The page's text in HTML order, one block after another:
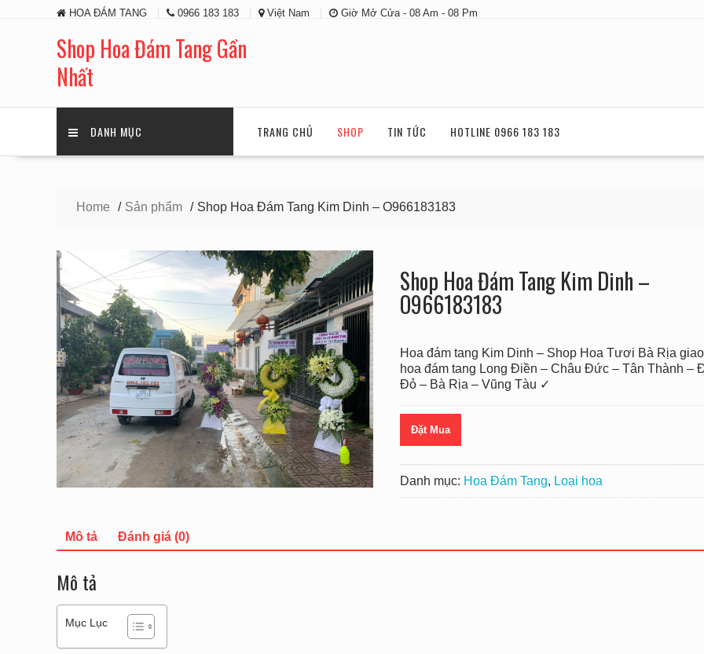
HOA ĐÁM TANG 0966 183 183 Việt Nam Giờ Mở Cửa - 08 Am - 08 Pm
Shop Hoa Đám Tang Gần
Nhất
DANH MỤC TRANG CHỦ SHOP TIN TỨC HOTLINE 0966 183 183
Home Sản phẩm Shop Hoa Đám Tang Kim Dinh – O966183183
Shop Hoa Đám Tang Kim Dinh –
O966183183
Hoa đám tang Kim Dinh – Shop Hoa Tươi Bà Rịa giao
hoa đám tang Long Điền – Châu Đức – Tân Thành –
Đỏ – Bà Rịa – Vũng Tàu ✓
Đặt Mua
Danh mục: Hoa Đám Tang, Loại hoa
Mô tả Đánh giá (0)
Mô tả
Mục Lục